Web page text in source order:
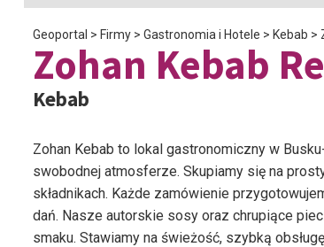
Geoportal > Firmy > Gastronomia i Hotele > Kebab >
Zohan Kebab
Kebab
Zohan Kebab to lokal gastronomiczny w
swobodnej atmosferze. Skupiamy się na
składnikach. Każde zamówienie
dań. Nasze autorskie sosy oraz chrupiące
smaku. Stawiamy na świeżość, szybką